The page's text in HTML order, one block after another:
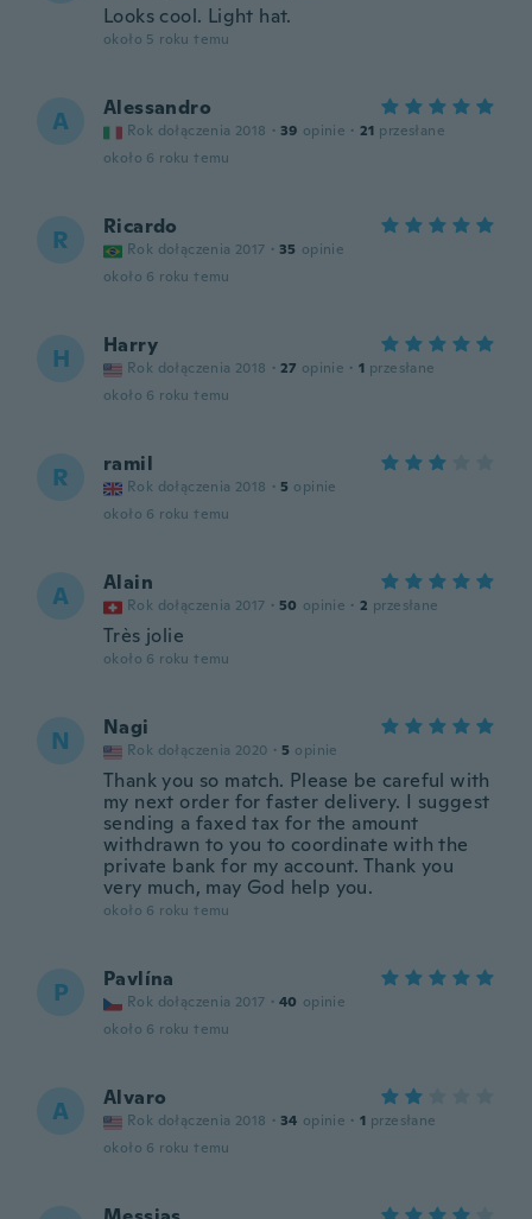
Looks cool. Light hat.
około 5 roku temu
A Alessandro
Rok dołączenia 2018 · 39 opinie · 21 przesłane
około 6 roku temu
R Ricardo
Rok dołączenia 2017 · 35 opinie
około 6 roku temu
H Harry
Rok dołączenia 2018 · 27 opinie · 1 przesłane
około 6 roku temu
R ramil
Rok dołączenia 2018 · 5 opinie
około 6 roku temu
A Alain
Rok dołączenia 2017 · 50 opinie · 2 przesłane
Très jolie
około 6 roku temu
N Nagi
Rok dołączenia 2020 · 5 opinie
Thank you so match. Please be careful with
my next order for faster delivery. I suggest
sending a faxed tax for the amount
withdrawn to you to coordinate with the
private bank for my account. Thank you
very much, may God help you.
około 6 roku temu
P Pavlína
Rok dołączenia 2017 · 40 opinie
około 6 roku temu
A Alvaro
Rok dołączenia 2018 · 34 opinie · 1 przesłane
około 6 roku temu